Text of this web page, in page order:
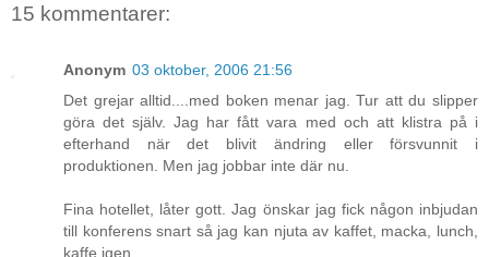
15 kommentarer:
Anonym 03 oktober, 2006 21:56
Det grejar alltid....med boken menar jag. Tur att du slipper
göra det själv. Jag har fått vara med och att klistra på i
efterhand när det blivit ändring eller försvunnit i
produktionen. Men jag jobbar inte där nu.
Fina hotellet, låter gott. Jag önskar jag fick någon inbjudan
till konferens snart så jag kan njuta av kaffet, macka, lunch,
kaffe igen.